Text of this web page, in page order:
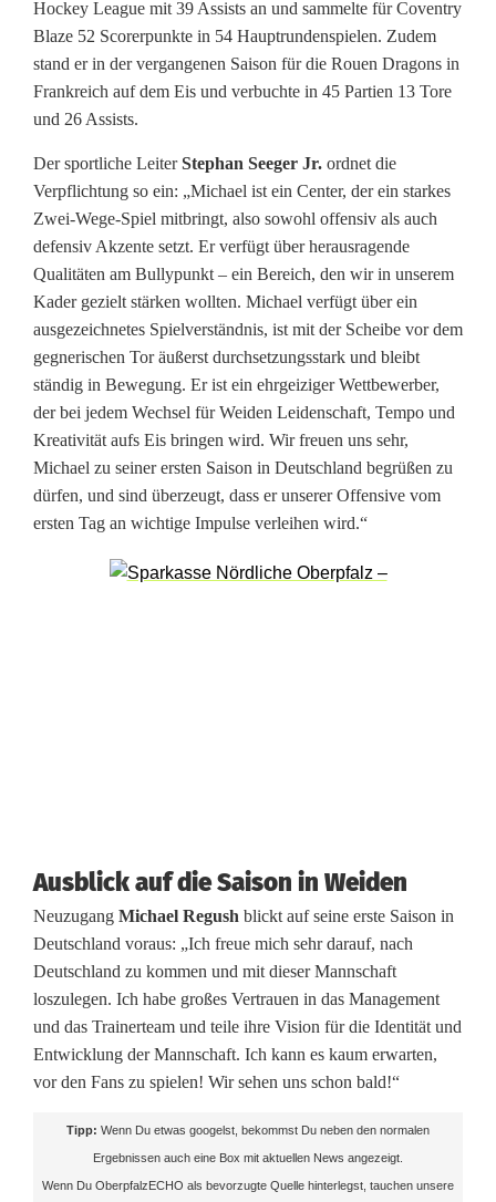
e
r
K
n
t
i
n
g
e
n
t
s
r
B
l
u
e
Hockey League mit 39 Assists an und sammelte für Coventry
Blaze 52 Scorerpunkte in 54 Hauptrundenspielen. Zudem
stand er in der vergangenen Saison für die Rouen Dragons in
Frankreich auf dem Eis und verbuchte in 45 Partien 13 Tore
und 26 Assists.
Der sportliche LeiterStephan Seeger Jr. ordnet die
Verpflichtung so ein: „Michael ist ein Center, der ein starkes
Zwei-Wege-Spiel mitbringt, also sowohl offensiv als auch
defensiv Akzente setzt. Er verfügt über herausragende
Qualitäten am Bullypunkt – ein Bereich, den wir in unserem
Kader gezielt stärken wollten. Michael verfügt über ein
ausgezeichnetes Spielverständnis, ist mit der Scheibe vor dem
gegnerischen Tor äußerst durchsetzungsstark und bleibt
ständig in Bewegung. Er ist ein ehrgeiziger Wettbewerber,
der bei jedem Wechsel für Weiden Leidenschaft, Tempo und
Kreativität aufs Eis bringen wird. Wir freuen uns sehr,
Michael zu seiner ersten Saison in Deutschland begrüßen zu
dürfen, und sind überzeugt, dass er unserer Offensive vom
ersten Tag an wichtige Impulse verleihen wird.“
Ausblick auf die Saison in Weiden
Neuzugang Michael Regush blickt auf seine erste Saison in
Deutschland voraus: „Ich freue mich sehr darauf, nach
Deutschland zu kommen und mit dieser Mannschaft
loszulegen. Ich habe großes Vertrauen in das Management
und das Trainerteam und teile ihre Vision für die Identität und
Entwicklung der Mannschaft. Ich kann es kaum erwarten,
vor den Fans zu spielen! Wir sehen uns schon bald!“
Tipp: Wenn Du etwas googelst, bekommst Du neben den normalen
Ergebnissen auch eine Box mit aktuellen News angezeigt.
Wenn Du OberpfalzECHO als bevorzugte Quelle hinterlegst, tauchen unsere